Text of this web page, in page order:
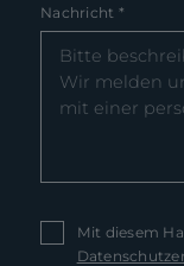
Nachricht *
Mit diesem